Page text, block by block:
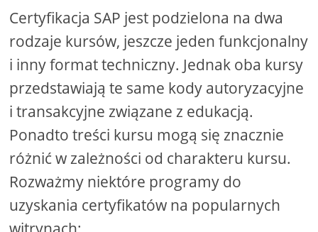
Certyfikacja SAP jest podzielona na dwa
rodzaje kursów, jeszcze jeden funkcjonalny
i inny format techniczny. Jednak oba kursy
przedstawiają te same kody autoryzacyjne
i transakcyjne związane z edukacją.
Ponadto treści kursu mogą się znacznie
różnić w zależności od charakteru kursu.
Rozważmy niektóre programy do
uzyskania certyfikatów na popularnych